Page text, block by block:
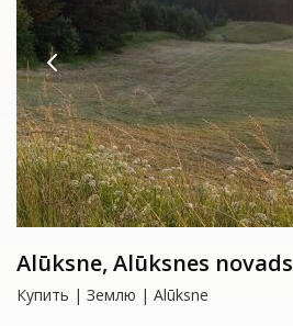
Alūksne, Alūksnes novads
Купить | Землю | Alūksne